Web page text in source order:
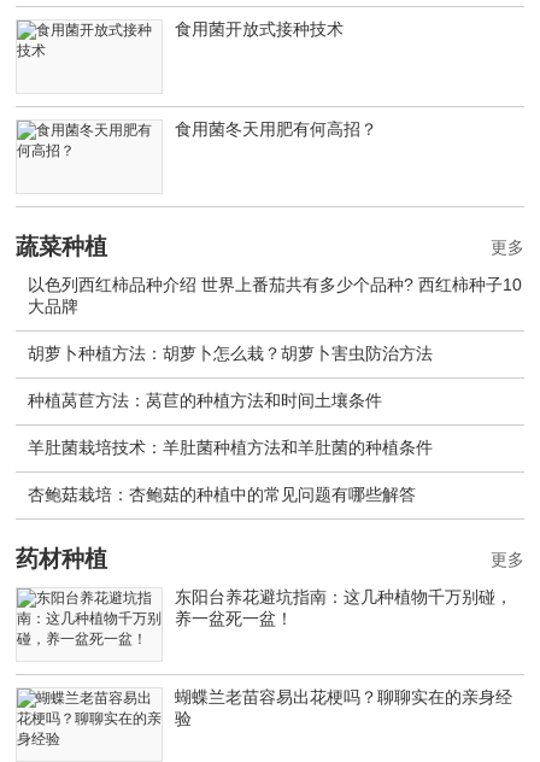
食用菌开放式接种技术
食用菌冬天用肥有何高招？
蔬菜种植
以色列西红柿品种介绍 世界上番茄共有多少个品种? 西红柿种子10
大品牌
胡萝卜种植方法：胡萝卜怎么栽？胡萝卜害虫防治方法
种植莴苣方法：莴苣的种植方法和时间土壤条件
羊肚菌栽培技术：羊肚菌种植方法和羊肚菌的种植条件
杏鲍菇栽培：杏鲍菇的种植中的常见问题有哪些解答
更多
药材种植
东阳台养花避坑指南：这几种植物千万别碰，
养一盆死一盆！
蝴蝶兰老苗容易出花梗吗？聊聊实在的亲身经
验
更多